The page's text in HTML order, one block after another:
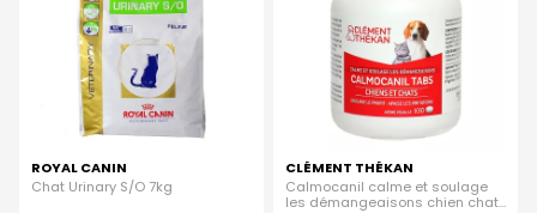
ROYAL CANIN
Chat Urinary S/O 7kg
CLÉMENT THÉKAN
Calmocanil calme et soulage
les démangeaisons chien chat